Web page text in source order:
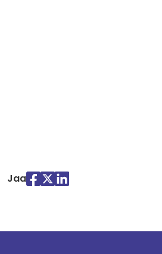
Jaa
"Facebook"
"X""LinkedIn"